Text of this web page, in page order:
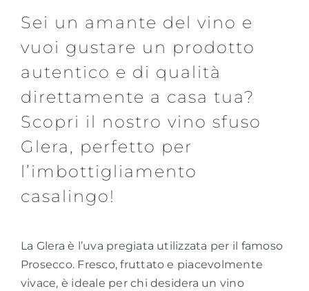
Sei un amante del vino e
vuoi gustare un prodotto
autentico e di qualità
direttamente a casa tua?
Scopri il nostro vino sfuso
Glera, perfetto per
l’imbottigliamento
casalingo!
La Glera è l’uva pregiata utilizzata per il famoso
Prosecco. Fresco, fruttato e piacevolmente
vivace, è ideale per chi desidera un vino